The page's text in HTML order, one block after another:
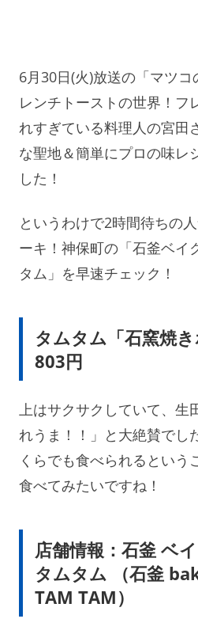
6月30日(火)放送の「マツ
レンチトーストの世界！フ
れすぎている料理人の宮田
な聖地＆簡単にプロの味レ
した！
というわけで2時間待ちの
ーキ！神保町の「石釜ベイ
タム」を早速チェック！
タムタム「石窯焼き
803円
上はサクサクしていて、生
れうま！！」と大絶賛でし
くらでも食べられるという
食べてみたいですね！
店舗情報：石釜 ベ
タムタム （石釜
TAM TAM）